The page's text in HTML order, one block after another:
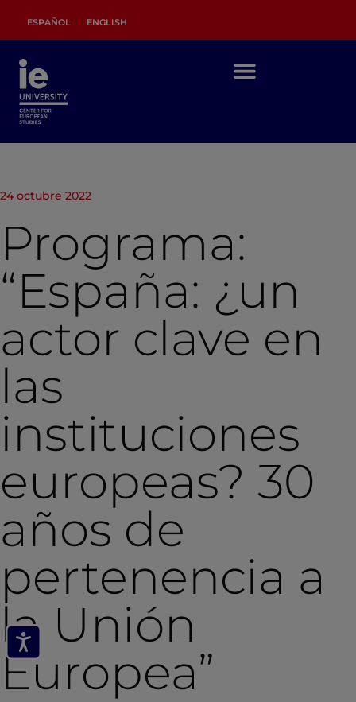
ESPAÑOL ENGLISH
24 octubre 2022
Programa:
“España: ¿un
actor clave en
las
instituciones
europeas? 30
años de
pertenencia a
la Unión
Europea”